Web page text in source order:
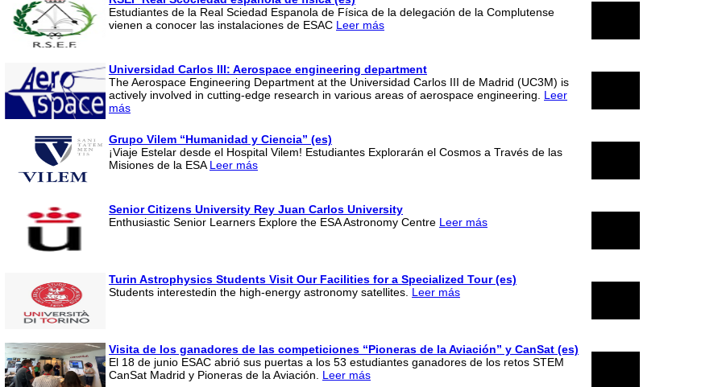
Estudiantes de la Real Sciedad Espanola de Física de la delegación de la Complutense
vienen a conocer las instalaciones de ESAC Leer más
Universidad Carlos III: Aerospace engineering department
The Aerospace Engineering Department at the Universidad Carlos III de Madrid (UC3M) is
actively involved in cutting-edge research in various areas of aerospace engineering. Leer
más
Grupo Vilem “Humanidad y Ciencia” (es)
¡Viaje Estelar desde el Hospital Vilem! Estudiantes Explorarán el Cosmos a Través de las
Misiones de la ESA Leer más
Senior Citizens University Rey Juan Carlos University
Enthusiastic Senior Learners Explore the ESA Astronomy Centre Leer más
Turin Astrophysics Students Visit Our Facilities for a Specialized Tour (es)
Students interestedin the high-energy astronomy satellites. Leer más
Visita de los ganadores de las competiciones “Pioneras de la Aviación” y CanSat (es)
El 18 de junio ESAC abrió sus puertas a los 53 estudiantes ganadores de los retos STEM
CanSat Madrid y Pioneras de la Aviación. Leer más